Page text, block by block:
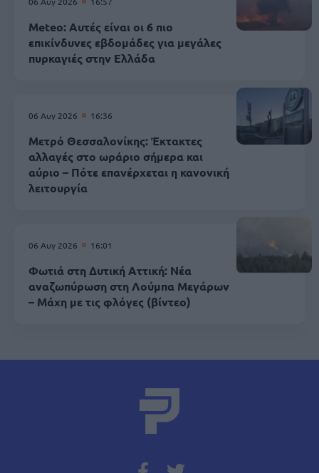
Meteo: Αυτές είναι οι 6 πιο
επικίνδυνες εβδομάδες για μεγάλες
πυρκαγιές στην Ελλάδα
06 Αυγ 2026 16:36
Μετρό Θεσσαλονίκης: Έκτακτες
αλλαγές στο ωράριο σήμερα και
αύριο – Πότε επανέρχεται η κανονική
λειτουργία
06 Αυγ 2026 16:01
Φωτιά στη Δυτική Αττική: Νέα
αναζωπύρωση στη Λούμπα Μεγάρων
– Μάχη με τις φλόγες (βίντεο)